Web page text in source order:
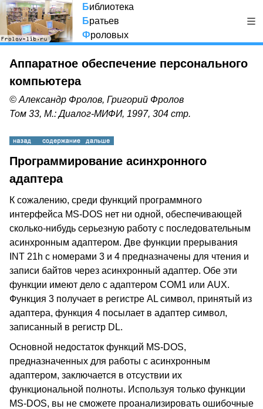
Библиотека
Братьев
Фроловых
Аппаратное обеспечение персонального
компьютера
© Александр Фролов, Григорий Фролов
Том 33, М.: Диалог-МИФИ, 1997, 304 стр.
Программирование асинхронного
адаптера
К сожалению, среди функций программного
интерфейса MS-DOS нет ни одной, обеспечивающей
сколько-нибудь серьезную работу с последовательным
асинхронным адаптером. Две функции прерывания
INT 21h с номерами 3 и 4 предназначены для чтения и
записи байтов через асинхронный адаптер. Обе эти
функции имеют дело с адаптером COM1 или AUX.
Функция 3 получает в регистре AL символ, принятый из
адаптера, функция 4 посылает в адаптер символ,
записанный в регистр DL.
Основной недостаток функций MS-DOS,
предназначенных для работы с асинхронным
адаптером, заключается в отсуствии их
функциональной полноты. Используя только функции
MS-DOS, вы не сможете проанализировать ошибочные